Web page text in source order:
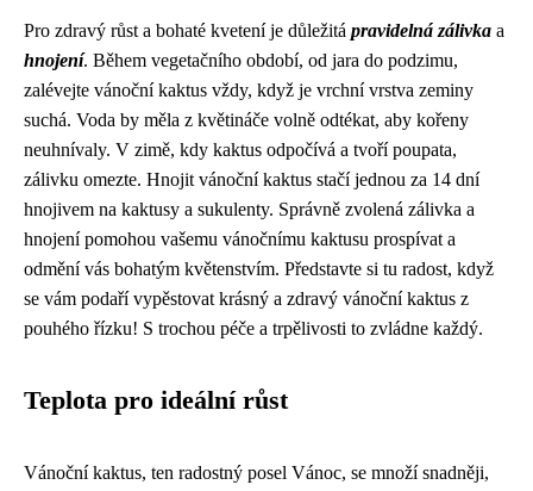
Pro zdravý růst a bohaté kvetení je důležitá pravidelná zálivka a
hnojení. Během vegetačního období, od jara do podzimu,
zalévejte vánoční kaktus vždy, když je vrchní vrstva zeminy
suchá. Voda by měla z květináče volně odtékat, aby kořeny
neuhnívaly. V zimě, kdy kaktus odpočívá a tvoří poupata,
zálivku omezte. Hnojit vánoční kaktus stačí jednou za 14 dní
hnojivem na kaktusy a sukulenty. Správně zvolená zálivka a
hnojení pomohou vašemu vánočnímu kaktusu prospívat a
odmění vás bohatým květenstvím. Představte si tu radost, když
se vám podaří vypěstovat krásný a zdravý vánoční kaktus z
pouhého řízku! S trochou péče a trpělivosti to zvládne každý.
Teplota pro ideální růst
Vánoční kaktus, ten radostný posel Vánoc, se množí snadněji,